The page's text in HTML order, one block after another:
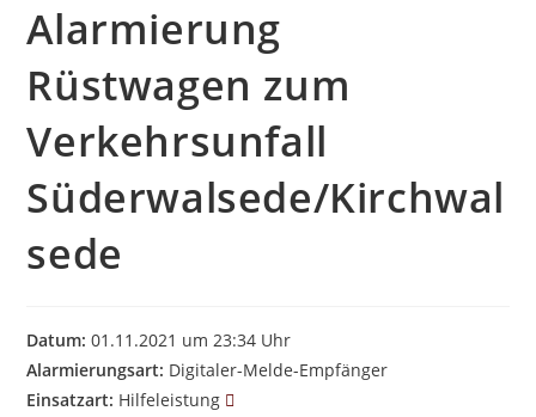
Alarmierung
Rüstwagen zum
Verkehrsunfall
Süderwalsede/Kirchwal
sede
Datum: 01.11.2021 um 23:34 Uhr
Alarmierungsart: Digitaler-Melde-Empfänger
Einsatzart: Hilfeleistung